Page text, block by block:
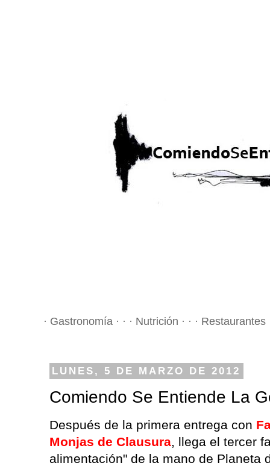
· Gastronomía · · · Nutrición · · ·
LUNES, 5 DE MARZO DE 2012
Comiendo Se Entiende La
Después de la primera entrega con
Monjas de Clausura, llega el tercer
alimentación" de la mano de Planeta